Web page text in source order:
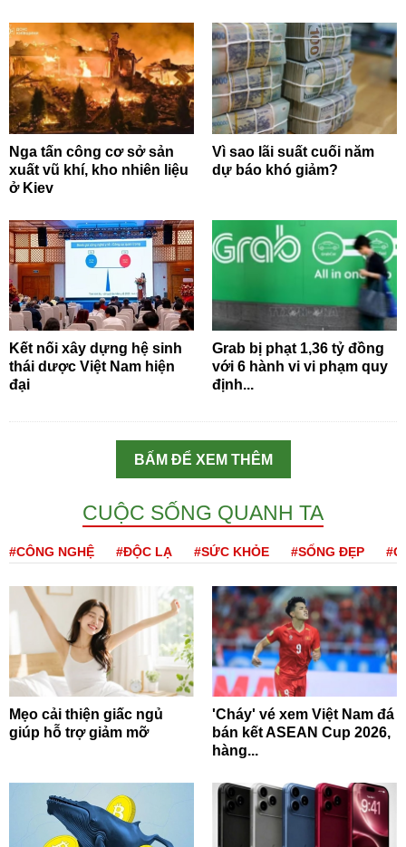
Nga tấn công cơ sở sản
xuất vũ khí, kho nhiên liệu
ở Kiev
Vì sao lãi suất cuối năm
dự báo khó giảm?
Kết nối xây dựng hệ sinh
thái dược Việt Nam hiện
đại
Grab bị phạt 1,36 tỷ đồng
với 6 hành vi vi phạm quy
định...
BẤM ĐỂ XEM THÊM
CUỘC SỐNG QUANH TA
#CÔNG NGHỆ #ĐỘC LẠ #SỨC KHỎE #SỐNG ĐẸP
Mẹo cải thiện giấc ngủ
giúp hỗ trợ giảm mỡ
'Cháy' vé xem Việt Nam đá
bán kết ASEAN Cup 2026,
hàng...